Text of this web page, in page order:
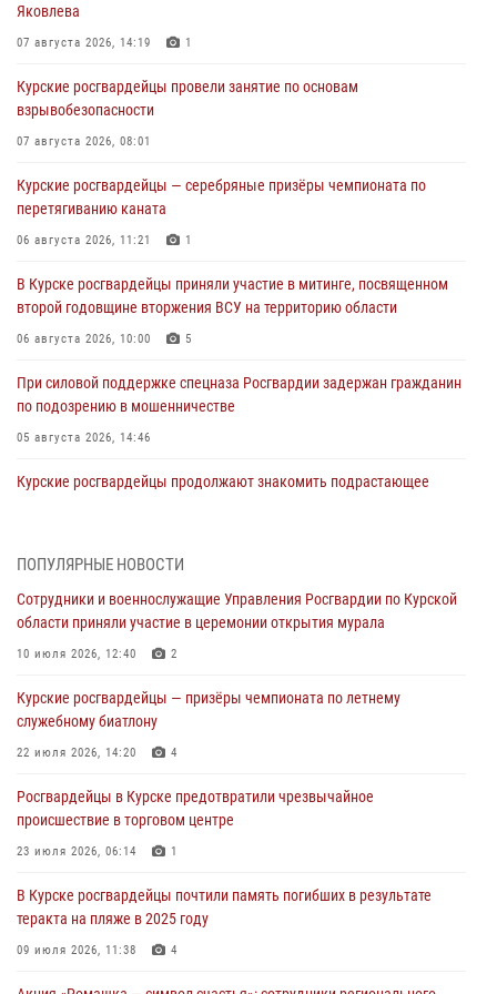
Яковлева
07 августа 2026, 14:19 1
Курские росгвардейцы провели занятие по основам
взрывобезопасности
07 августа 2026, 08:01
Курские росгвардейцы — серебряные призёры чемпионата по
перетягиванию каната
06 августа 2026, 11:21 1
В Курске росгвардейцы приняли участие в митинге, посвященном
второй годовщине вторжения ВСУ на территорию области
06 августа 2026, 10:00 5
При силовой поддержке спецназа Росгвардии задержан гражданин
по подозрению в мошенничестве
05 августа 2026, 14:46
Курские росгвардейцы продолжают знакомить подрастающее
оздоровительных лагерях
05 августа 2026, 09:51
сбыта крупной партии наркотиков
04 августа 2026, 12:52
85 владельцев оружия
04 августа 2026, 07:00
297 выездов по сигналу «тревога»
03 августа 2026, 09:46
ПОПУЛЯРНЫЕ НОВОСТИ
Сотрудники и военнослужащие Управления Росгвардии по Курской
области приняли участие в церемонии открытия мурала
10 июля 2026, 12:40 2
Курские росгвардейцы — призёры чемпионата по летнему
служебному биатлону
22 июля 2026, 14:20 4
Росгвардейцы в Курске предотвратили чрезвычайное
происшествие в торговом центре
23 июля 2026, 06:14 1
В Курске росгвардейцы почтили память погибших в результате
теракта на пляже в 2025 году
09 июля 2026, 11:38 4